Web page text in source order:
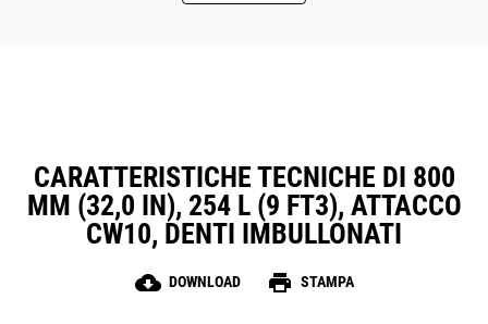
CARATTERISTICHE TECNICHE DI 800
MM (32,0 IN), 254 L (9 FT3), ATTACCO
CW10, DENTI IMBULLONATI
cloud_download DOWNLOAD print STAMPA